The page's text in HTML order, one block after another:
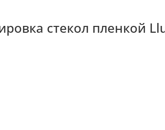
стекол пленкой